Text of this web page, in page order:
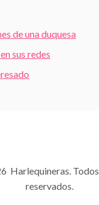
de una duquesa
sus redes
Harlequineras.
reservados.